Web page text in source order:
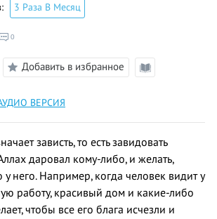
3 Раза В Месяц
0
Добавить в избранное
ВЕРСИЯ
зависть, то есть завидовать
даровал кому-либо, и желать,
него. Например, когда человек видит у
работу, красивый дом и какие-либо
чтобы все его блага исчезли и